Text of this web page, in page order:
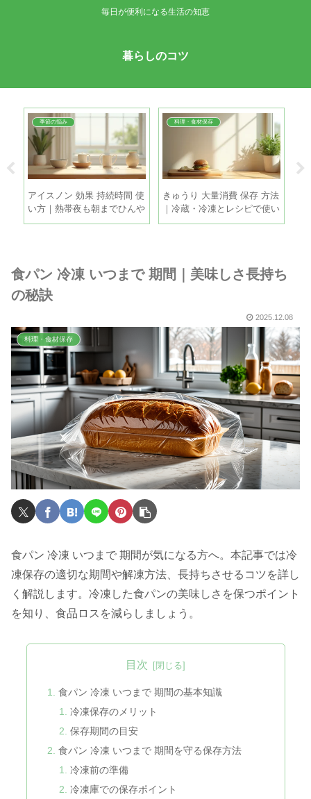
毎日が便利になる生活の知恵
暮らしのコツ
季節の悩み
アイスノン 効果 持続時間 使
い方｜熱帯夜も朝までひんや
り眠るコツ
料理・食材保存
きゅうり 大量消費 保存 方法
｜冷蔵・冷凍とレシピで使い
きるコツ
食パン 冷凍 いつまで 期間｜美味しさ長持ち
の秘訣
2025.12.08
料理・食材保存
食パン 冷凍 いつまで 期間が気になる方へ。本記事では冷
凍保存の適切な期間や解凍方法、長持ちさせるコツを詳し
く解説します。冷凍した食パンの美味しさを保つポイント
を知り、食品ロスを減らしましょう。
目次
食パン 冷凍 いつまで 期間の基本知識
冷凍保存のメリット
保存期間の目安
食パン 冷凍 いつまで 期間を守る保存方法
冷凍前の準備
冷凍庫での保存ポイント